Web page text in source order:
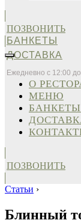
БАНКЕТЫ
ДОСТАВКА
Ежедневно с 12:00
ПОЗВОНИТЬ
О
МЕНЮ
БАНКЕТЫ
ПОЗВОНИТЬ
Статьи ›
Блинный